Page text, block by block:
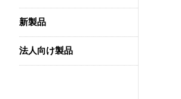
新製品
法人向け製品